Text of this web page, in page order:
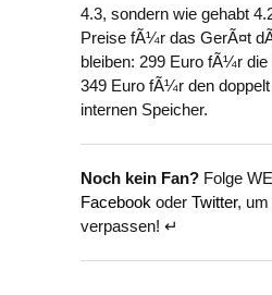
4.3, sondern wie gehabt
Preise fÃ¼r das GerÃ¤t
bleiben: 299 Euro fÃ¼r
349 Euro fÃ¼r den
internen Speicher.
Noch kein Fan? Folge
Facebook oder Twitter,
verpassen! ↵